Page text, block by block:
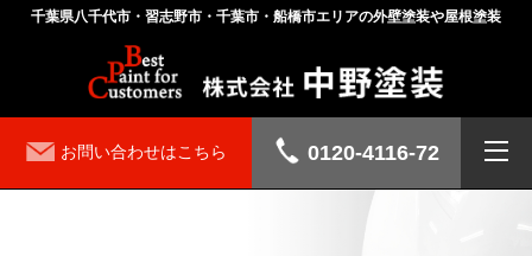
千葉県八千代市・習志野市・千葉市・船橋市エリアの外壁塗装や屋根塗装
お問い合わせはこちら 0120-4116-72